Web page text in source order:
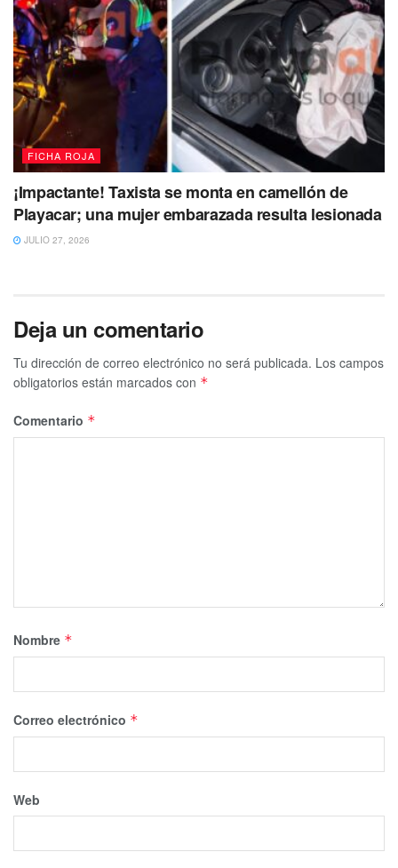
FICHA ROJA
¡Impactante! Taxista se monta en camellón de
Playacar; una mujer embarazada resulta lesionada
JULIO 27, 2026
Deja un comentario
Tu dirección de correo electrónico no será publicada. Los campos
obligatorios están marcados con *
Comentario *
Nombre *
Correo electrónico *
Web